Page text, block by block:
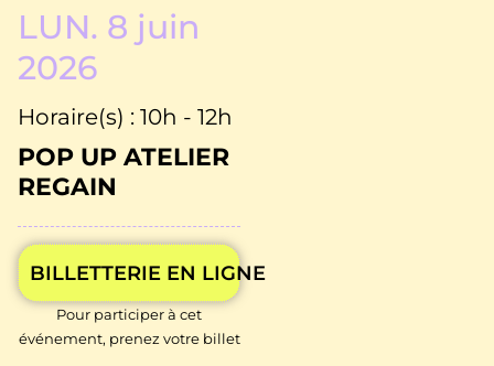
LUN. 8 juin
2026
Horaire(s) : 10h - 12h
POP UP ATELIER
REGAIN
BILLETTERIE EN LIGNE
Pour participer à cet
événement, prenez votre billet